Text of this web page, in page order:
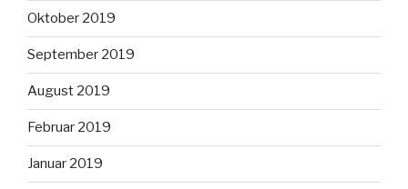
Oktober 2019
September 2019
August 2019
Februar 2019
Januar 2019